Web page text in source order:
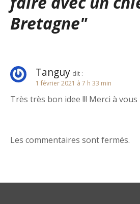
t
i
n
d
l
Bretagne"
Tanguy dit :
1 février 2021 à 7 h 33 min
Très très bon idee !!! Merci à vous
Les commentaires sont fermés.